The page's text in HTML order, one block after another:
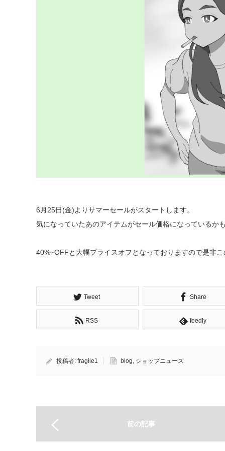
6月25日(金)よりサマーセールがスタートします。
気になっていたあのアイテムがセール価格になっているか
40%~OFFと大幅プライスオフとなっておりますので是非
Tweet Share
RSS feedly
投稿者: fragile1 blog, ショップニュース
前の記事